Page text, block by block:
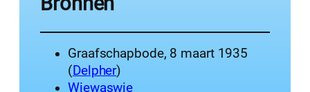
Graafschapbode, 8 maart 1935
(Delpher)
Wiewaswie